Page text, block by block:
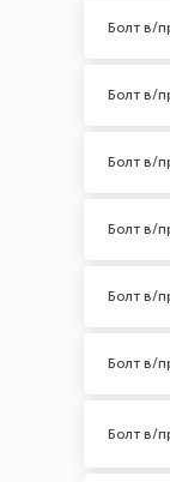
Болт в/
Болт в/
Болт в/
Болт в/
Болт в/
Болт в/
Болт в/